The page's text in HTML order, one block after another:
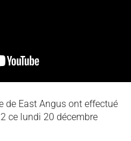
de East Angus ont effectué
ce lundi 20 décembre